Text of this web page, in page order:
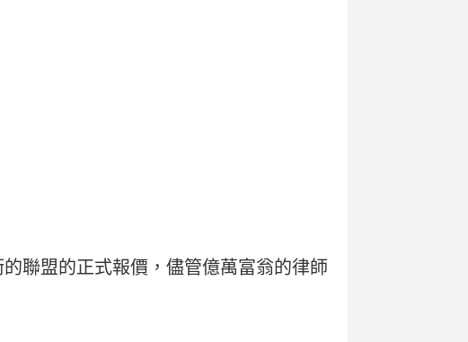
聯盟的正式報價，儘管億萬富翁的律師